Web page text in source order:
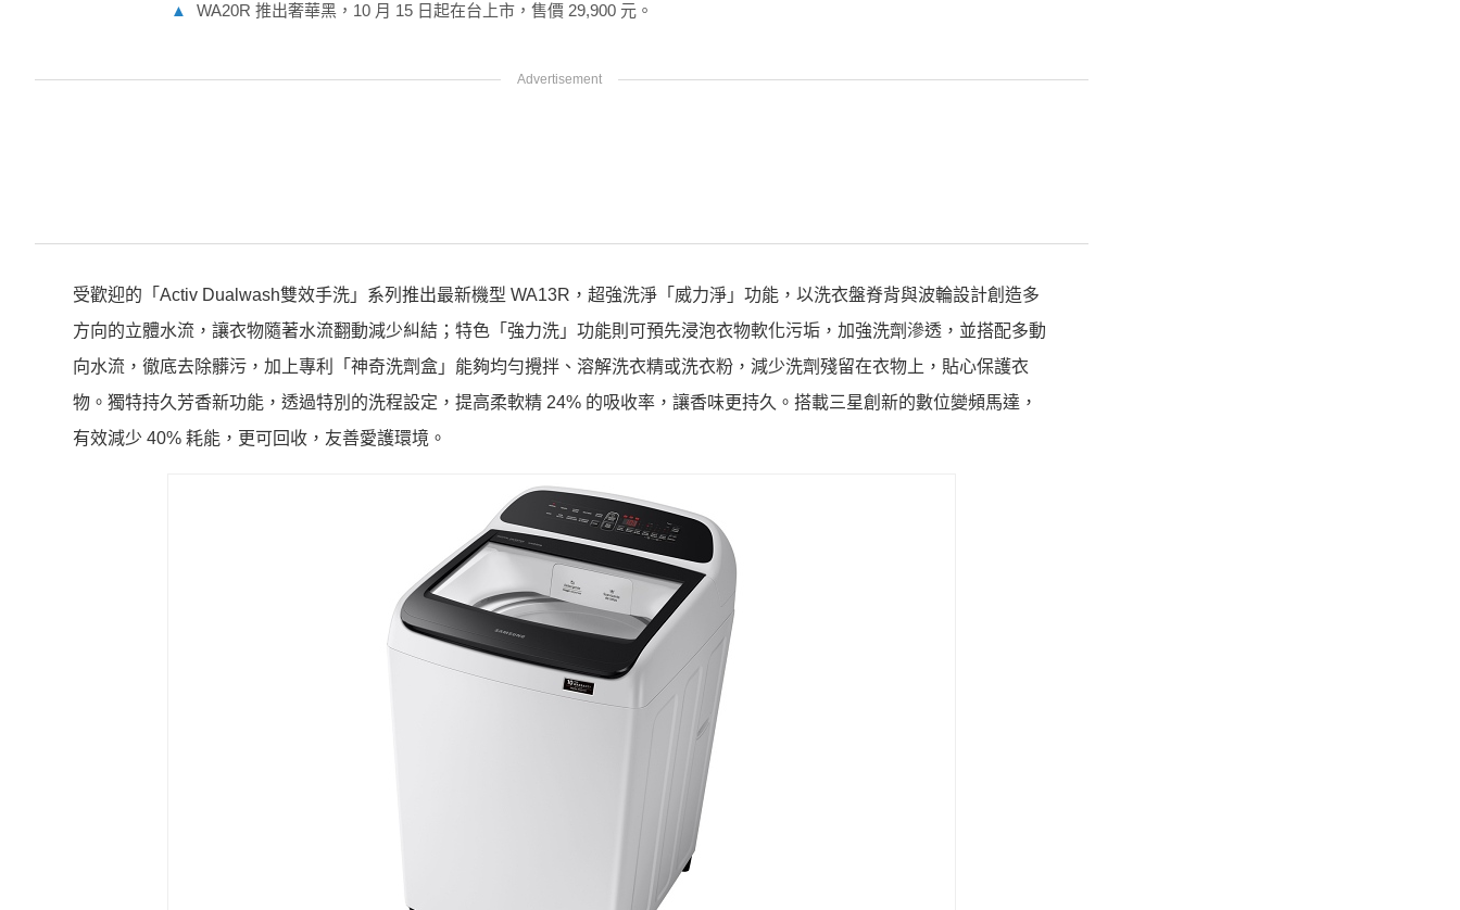
▲ WA20R 推出奢華黑，10 月 15 日起在台上市，售價 29,900 元。
受歡迎的「Activ Dualwash雙效手洗」系列推出最新機型 WA13R，超強洗淨「威力淨」功能，以洗衣盤脊背與波輪設計創造多
方向的立體水流，讓衣物隨著水流翻動減少糾結；特色「強力洗」功能則可預先浸泡衣物軟化污垢，加強洗劑滲透，並搭配多動
向水流，徹底去除髒污，加上專利「神奇洗劑盒」能夠均勻攪拌、溶解洗衣精或洗衣粉，減少洗劑殘留在衣物上，貼心保護衣
物。獨特持久芳香新功能，透過特別的洗程設定，提高柔軟精 24% 的吸收率，讓香味更持久。搭載三星創新的數位變頻馬達，
有效減少 40% 耗能，更可回收，友善愛護環境。